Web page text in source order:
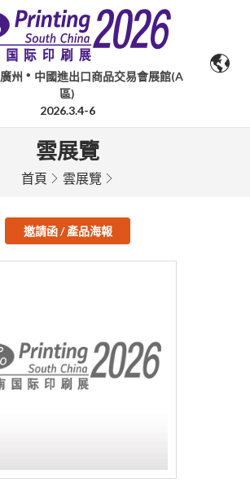
廣州
中國進出口商品交易會展館(A
區)
2026.3.4-6
雲展覽
首頁 雲展覽
邀請函 / 產品海報